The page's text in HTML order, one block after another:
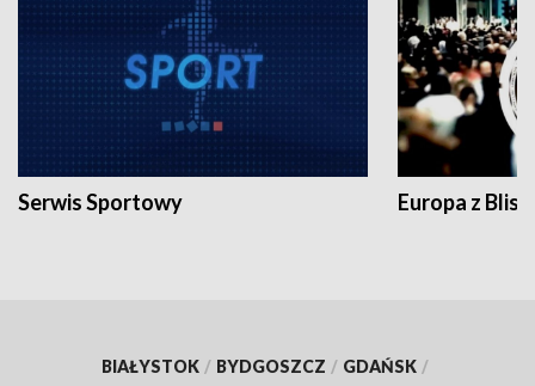
Serwis Sportowy Europa z
BIAŁYSTOK / BYDGOSZCZ / GDAŃSK /